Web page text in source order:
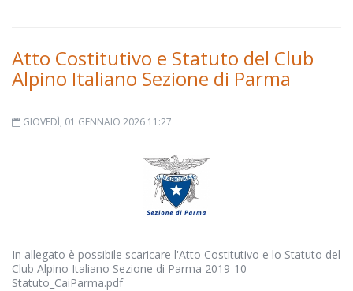
Atto Costitutivo e Statuto del Club
Alpino Italiano Sezione di Parma
GIOVEDÌ, 01 GENNAIO 2026 11:27
In allegato è possibile scaricare l'Atto Costitutivo e lo Statuto del
Club Alpino Italiano Sezione di Parma 2019-10-
Statuto_CaiParma.pdf